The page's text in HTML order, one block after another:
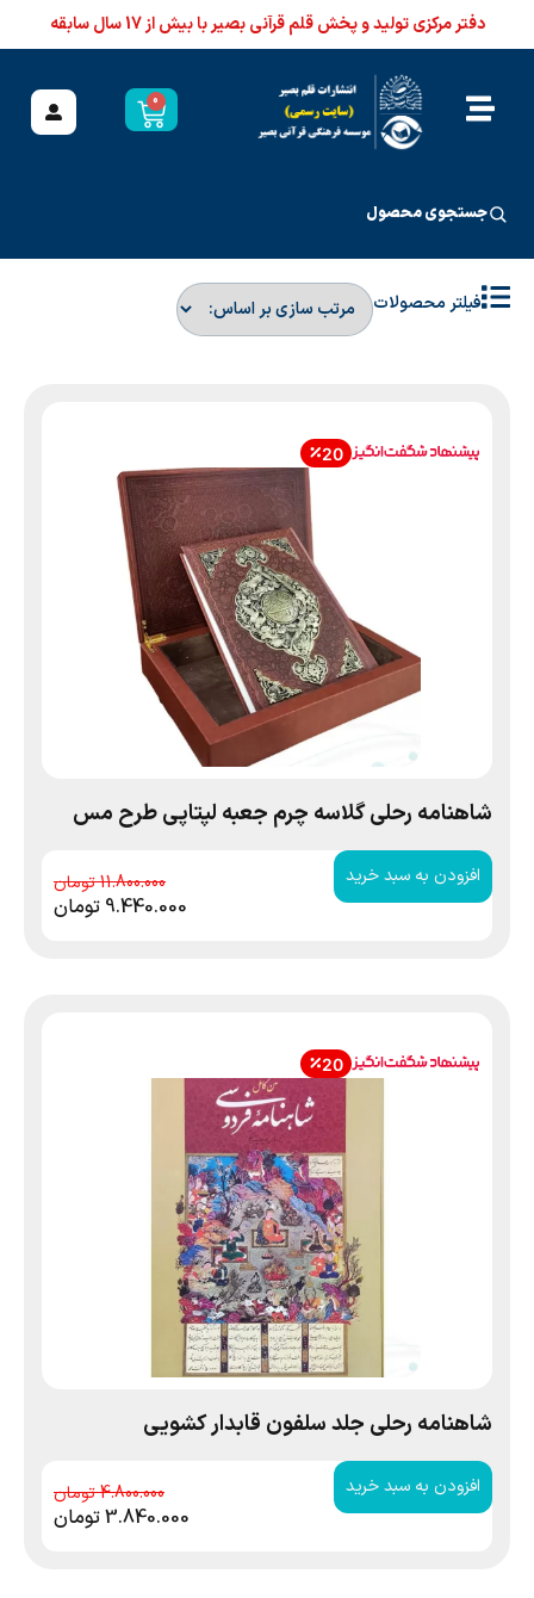
دفتر مرکزی تولید و پخش قلم قرآنی بصیر با بیش از 17 سال سابقه
0
جستجوی محصول
فیلتر محصولات
20
شاهنامه رحلی گلاسه چرم جعبه لپتاپی طرح مس
افزودن به سبد خرید 11.800.000
9.440.000 تومان
20
شاهنامه رحلی جلد سلفون قابدار کشویی
افزودن به سبد خرید 4.800.000
3.840.000تومان